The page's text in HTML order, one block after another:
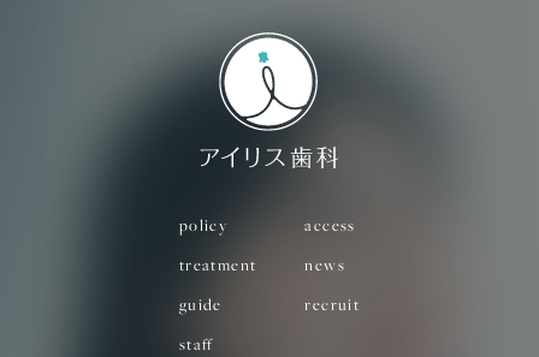
policy
treatment
guide
staff
access
news
recruit